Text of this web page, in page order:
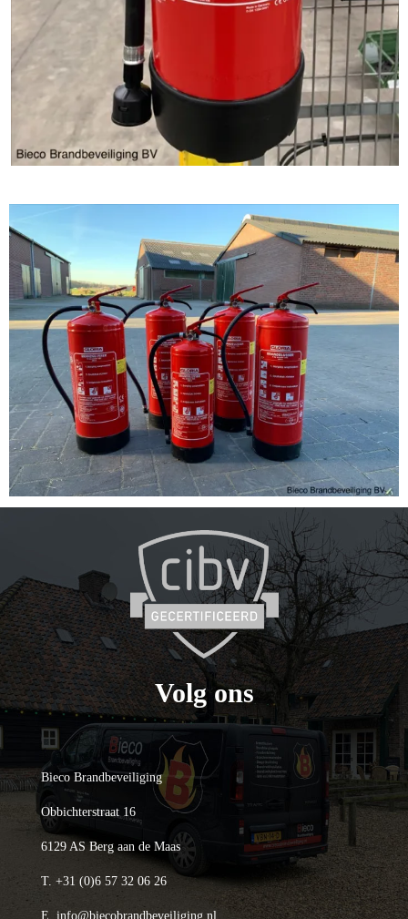
Volg ons
Bieco Brandbeveiliging
Obbichterstraat 16
6129 AS Berg aan de Maas
T. +31 (0)6 57 32 06 26
E. info@biecobrandbeveiliging.nl